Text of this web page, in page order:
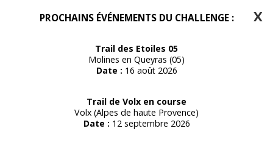
X
PROCHAINS ÉVÉNEMENTS DU CHALLENGE :
Trail des Etoiles 05
Molines en Queyras (05)
Date : 16 août 2026
Trail de Volx en course
Volx (Alpes de haute Provence)
Date : 12 septembre 2026